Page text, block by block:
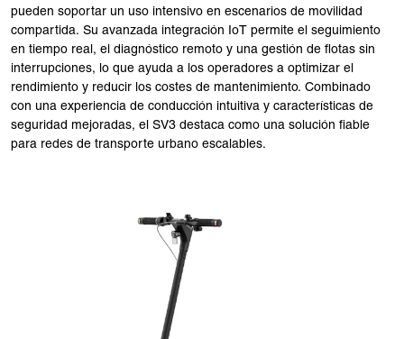
pueden soportar un uso intensivo en escenarios de movilidad
compartida. Su avanzada integración IoT permite el seguimiento
en tiempo real, el diagnóstico remoto y una gestión de flotas sin
interrupciones, lo que ayuda a los operadores a optimizar el
rendimiento y reducir los costes de mantenimiento. Combinado
con una experiencia de conducción intuitiva y características de
seguridad mejoradas, el SV3 destaca como una solución fiable
para redes de transporte urbano escalables.